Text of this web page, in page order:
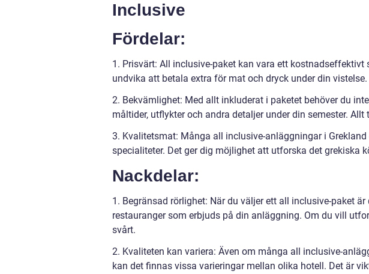
Inclusive
Fördelar:
1. Prisvärt: All inclusive-paket kan vara ett kostnadseffektivt
undvika att betala extra för mat och dryck under din vistelse.
2. Bekvämlighet: Med allt inkluderat i paketet behöver du
måltider, utflykter och andra detaljer under din semester. Allt
3. Kvalitetsmat: Många all inclusive-anläggningar i
specialiteter. Det ger dig möjlighet att utforska det grekiska
Nackdelar:
1. Begränsad rörlighet: När du väljer ett all inclusive-paket
restauranger som erbjuds på din anläggning. Om du vill
svårt.
2. Kvaliteten kan variera: Även om många all inclusive-
kan det finnas vissa varieringar mellan olika hotell. Det är